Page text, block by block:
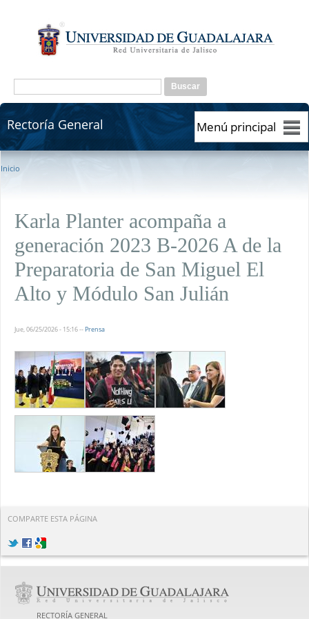
Formulario de búsqueda
Rectoría General
Rectoría General
Se encuentra usted aquí
Inicio
Karla Planter acompaña a
generación 2023 B-2026 A de la
Preparatoria de San Miguel El
Alto y Módulo San Julián
Jue, 06/25/2026 - 15:16-- Prensa
COMPARTE ESTA PÁGINA
RECTORÍA GENERAL